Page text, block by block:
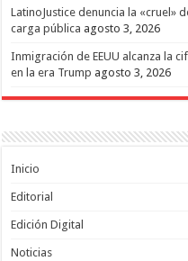
LatinoJustice denuncia la «cruel»
carga pública agosto 3, 2026
Inmigración de EEUU alcanza la
en la era Trump agosto 3, 2026
Inicio
Editorial
Edición Digital
Noticias